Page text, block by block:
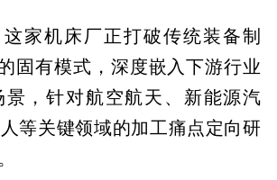
家机床厂正打破传统装备制
固有模式，深度嵌入下游行业
，针对航空航天、新能源汽
等关键领域的加工痛点定向研